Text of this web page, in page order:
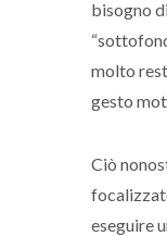
bisogno
molto
gesto
Ciò
eseguire